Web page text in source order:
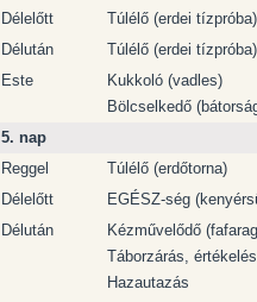
Délelőtt
Túlélő (erdei tízpróba)
Délután
Túlélő (erdei tízpróba)
Este
Kukkoló (vadles)
Bölcselkedő
5. nap
Reggel
Túlélő (erdőtorna)
Délelőtt
EGÉSZ-ség
Délután
Kézművelődő
Táborzárás, értékelés
Hazautazás